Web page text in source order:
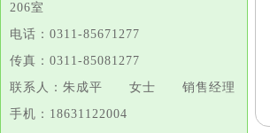
206室
电话：0311-85671277
传真：0311-85081277
联系人：朱成平 女士 销售经理
手机：18631122004